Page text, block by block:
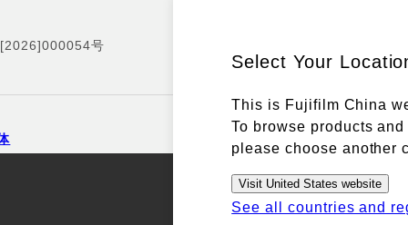
Select Your
This is Fujifilm China
To browse products
please choose another
Visit United States website
See all countries and
号